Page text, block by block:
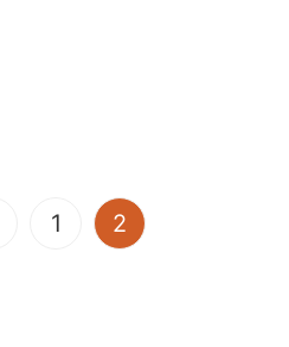
1 2 (current)